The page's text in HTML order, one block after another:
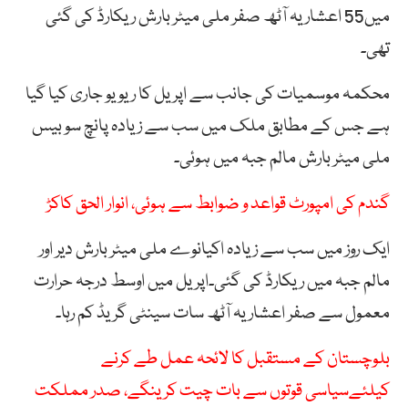
میں55 اعشاریہ آٹھ صفر ملی میٹر بارش ریکارڈ کی گئی
تھی۔
محکمہ موسمیات کی جانب سے اپریل کا ریویو جاری کیا گیا
ہے جس کے مطابق ملک میں سب سے زیادہ پانچ سو بیس
ملی میٹر بارش مالم جبہ میں ہوئی۔
گندم کی امپورٹ قواعد و ضوابط سے ہوئی، انوار الحق کاکڑ
ایک روز میں سب سے زیادہ اکیانوے ملی میٹر بارش دیر اور
مالم جبہ میں ریکارڈ کی گئی۔اپریل میں اوسط درجہ حرارت
معمول سے صفر اعشاریہ آٹھ سات سینٹی گریڈ کم رہا۔
بلوچستان کے مستقبل کا لائحہ عمل طے کرنے
کیلئےسیاسی قوتوں سے بات چیت کرینگے، صدر مملکت